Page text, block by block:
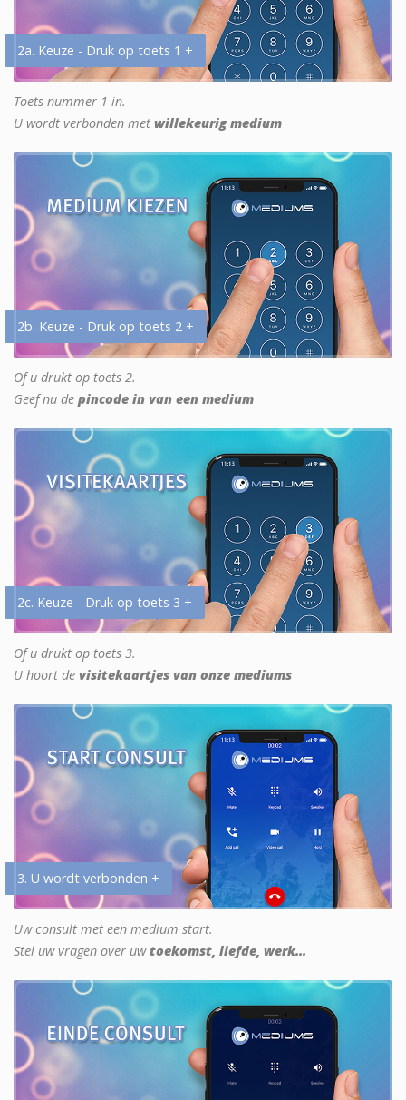
2a. Keuze - Druk op toets 1 +
Toets nummer 1 in.
U wordt verbonden met willekeurig medium
2b. Keuze - Druk op toets 2 +
Of u drukt op toets 2.
Geef nu de pincode in van een medium
2c. Keuze - Druk op toets 3 +
Of u drukt op toets 3.
U hoort de visitekaartjes van onze mediums
3. U wordt verbonden +
Uw consult met een medium start.
Stel uw vragen over uwtoekomst, liefde, werk...